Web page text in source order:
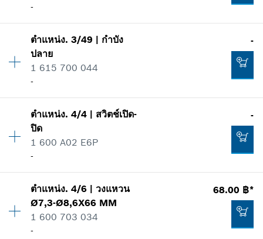
1,467.00 ฿*
ราคาทั้งหมดไม่รวมภาษีมูลค่าเพิ่ม
แสดงในรูป
29.00 ฿*
ราคาทั้งหมดไม่รวมภาษีมูลค่าเพิ่ม
-
ปริมาณ 1
ราคากลุ่ม
ข้อมูลชิ้นส่วนอะไหล่
แสดงในรูป
252.00 ฿*
ราคาทั้งหมดไม่รวมภาษีมูลค่าเพิ่ม
ตำแหน่ง.3/49 | กำบัง
ปลาย
1 615 700 044
-
-
ปริมาณ 1
ราคากลุ่ม
ข้อมูลชิ้นส่วนอะไหล่
แสดงในรูป
ตำแหน่ง.4/4 | สวิตช์เปิด-
ปิด
1 600 A02 E6P
-
-
ปริมาณ 1
ราคากลุ่ม:-
ข้อมูลชิ้นส่วนอะไหล่
ตำแหน่ง.4/6 |วงแหวน
Ø7,3-Ø8,6X66 MM
1 600 703 034
-
68.00 ฿*